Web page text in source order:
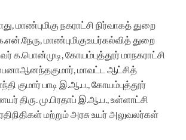
மாண்புமிகு நகராட்சி நிர்வாகத்துறை
என் நேரு மாண்புமிகுஉயர்கல்வித்துறை
கபொன்முடி கோயம்புத்தூர்மாநகராட்சி
ஆனந்தகுமார் மாவட்ட ஆட்சித்
குமார்பாடி இ ஆ ப கோயம்புத்தூர்
திரு மு பிரதாப் இ ஆ ப உள்ளாட்சி
மற்றும்அரசுஉயர்அலுவலர்கள்